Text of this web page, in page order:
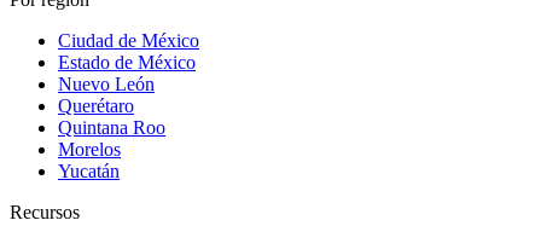
Ciudad de México
Estado de México
Nuevo León
Querétaro
Quintana Roo
Morelos
Yucatán
Recursos